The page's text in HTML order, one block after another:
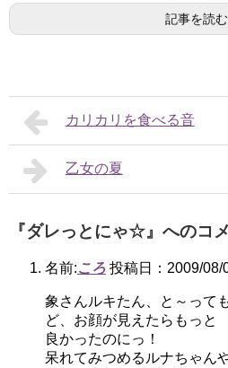
記事を読む
カリカリを食べる音
乙女の夏
『ダレっとにゃ☆』へのコ
名前:ころ 投稿日：2009/08/
象さんルキたん、と～って
ど、お顔が見えたらもっと
良かったのにっ！
呆れてみつめるルナちゃん